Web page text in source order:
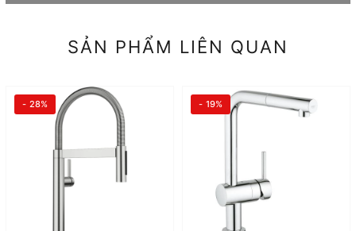
SẢN PHẨM LIÊN QUAN
- 28% - 19%